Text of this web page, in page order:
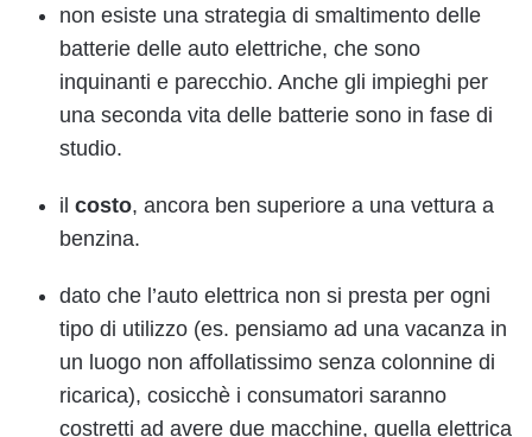
non esiste una strategia di smaltimento delle
batterie delle auto elettriche, che sono
inquinanti e parecchio. Anche gli impieghi per
una seconda vita delle batterie sono in fase di
studio.
il costo, ancora ben superiore a una vettura a
benzina.
dato che l’auto elettrica non si presta per ogni
tipo di utilizzo (es. pensiamo ad una vacanza in
un luogo non affollatissimo senza colonnine di
ricarica), cosicchè i consumatori saranno
costretti ad avere due macchine, quella elettrica